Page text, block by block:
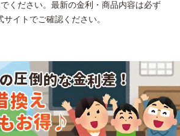
ください。最新の金利・商品内容は必ず
イトでご確認ください。